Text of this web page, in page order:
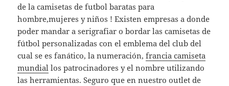
de la camisetas de futbol baratas para
hombre,mujeres y niños ! Existen empresas a donde
poder mandar a serigrafiar o bordar las camisetas de
fútbol personalizadas con el emblema del club del
cual se es fanático, la numeración,francia camiseta
mundial los patrocinadores y el nombre utilizando
las herramientas. Seguro que en nuestro outlet de